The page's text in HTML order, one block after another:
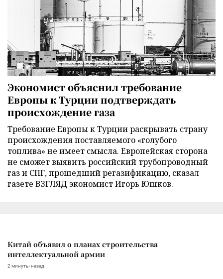
Экономист объяснил требование
Европы к Турции подтверждать
происхождение газа
Требование Европы к Турции раскрывать страну
происхождения поставляемого «голубого
топлива» не имеет смысла. Европейская сторона
не сможет выявить российский трубопроводный
газ и СПГ, прошедший регазификацию, сказал
газете ВЗГЛЯД экономист Игорь Юшков.
Китай объявил о планах строительства
интеллектуальной армии
2 минуты назад